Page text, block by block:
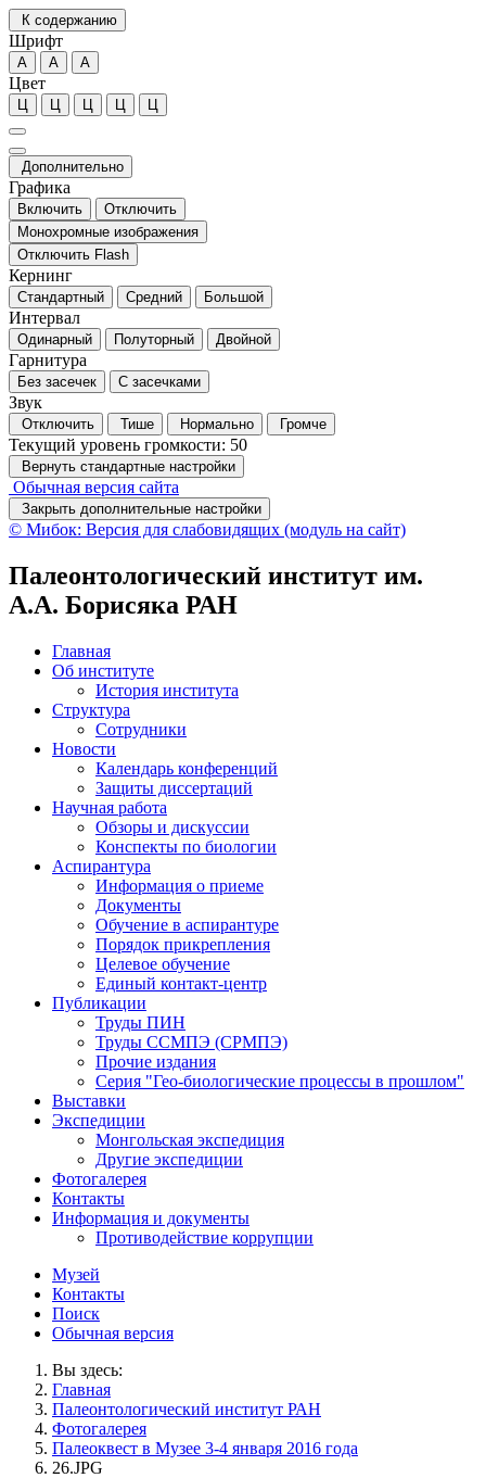
К содержанию
Шрифт
А А А
Цвет
Ц Ц Ц Ц Ц
Дополнительно
Графика
Включить
Отключить
Монохромные изображения
Отключить Flash
Кернинг
Стандартный Средний Большой
Интервал
Одинарный Полуторный Двойной
Гарнитура
Без засечек С засечками
Звук
Отключить Тише Нормально Громче
Текущий уровень громкости: 50
Вернуть стандартные настройки
Обычная версия сайта
Закрыть дополнительные настройки
© Мибок: Версия для слабовидящих (модуль на сайт)
Палеонтологический институт им.
А.А. Борисяка РАН
Главная
Об институте
История института
Структура
Сотрудники
Новости
Календарь конференций
Защиты диссертаций
Научная работа
Обзоры и дискуссии
Конспекты по биологии
Аспирантура
Информация о приеме
Документы
Обучение в аспирантуре
Порядок прикрепления
Целевое обучение
Единый контакт-центр
Публикации
Труды ПИН
Труды ССМПЭ (СРМПЭ)
Прочие издания
Серия "Гео-биологические процессы в прошлом"
Выставки
Экспедиции
Монгольская экспедиция
Другие экспедиции
Фотогалерея
Контакты
Информация и документы
Противодействие коррупции
Музей
Контакты
Поиск
Обычная версия
Вы здесь:
Главная
Палеонтологический институт РАН
Фотогалерея
Палеоквест в Музее 3-4 января 2016 года
26.JPG